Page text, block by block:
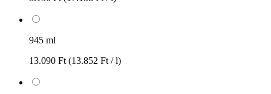
945 ml
13.090 Ft (13.852 Ft / l)